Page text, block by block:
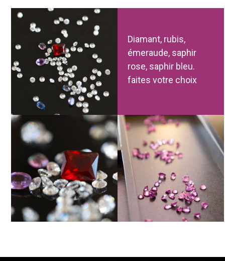
Diamant, rubis,
émeraude, saphir
rose, saphir bleu.
faites votre choix